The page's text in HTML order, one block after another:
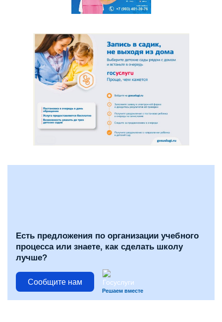
Есть предложения по организации учебного
процесса или знаете, как сделать школу
лучше?
Сообщите нам
Решаем вместе